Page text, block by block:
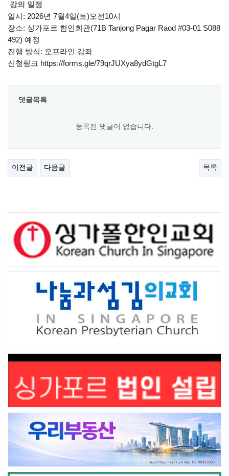
강의 일정
일시: 2026년 7월4일(토)오전10시
장소: 싱가포르 한인회관(71B Tanjong Pagar Raod #03-01 S088
492) 예정
진행 방식: 오프라인 강좌
신청링크 https://forms.gle/79qrJUXya8ydGtgL7
댓글목록
등록된 댓글이 없습니다.
이전글 다음글 목록